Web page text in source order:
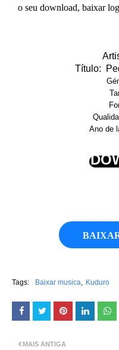
o seu download, baixar
Título:
Ano de
Tags: Baixar musica Kuduro
MAIS ANTIGA